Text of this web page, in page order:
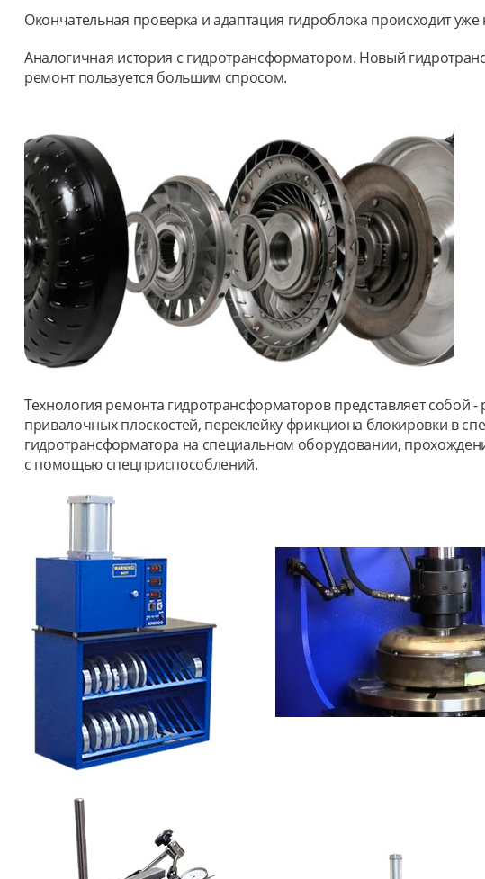
Окончательная проверка и адаптация гидроблока происходит
Аналогичная история с гидротрансформатором. Новый
ремонт пользуется большим спросом.
Технология ремонта гидротрансформаторов представляет собой
привалочных плоскостей, переклейку фрикциона блокировки в
гидротрансформатора на специальном оборудовании,
с помощью спецприспособлений.